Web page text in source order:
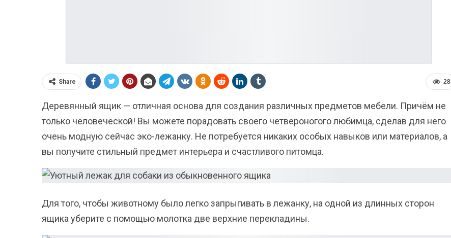
28
Share
Деревянный ящик — отличная основа для создания различных предметов мебели. Причём не
только человеческой! Вы можете порадовать своего четвероногого любимца, сделав для него
очень модную сейчас эко-лежанку. Не потребуется никаких особых навыков или материалов, а
вы получите стильный предмет интерьера и счастливого питомца.
Для того, чтобы животному было легко запрыгивать в лежанку, на одной из длинных сторон
ящика уберите с помощью молотка две верхние перекладины.